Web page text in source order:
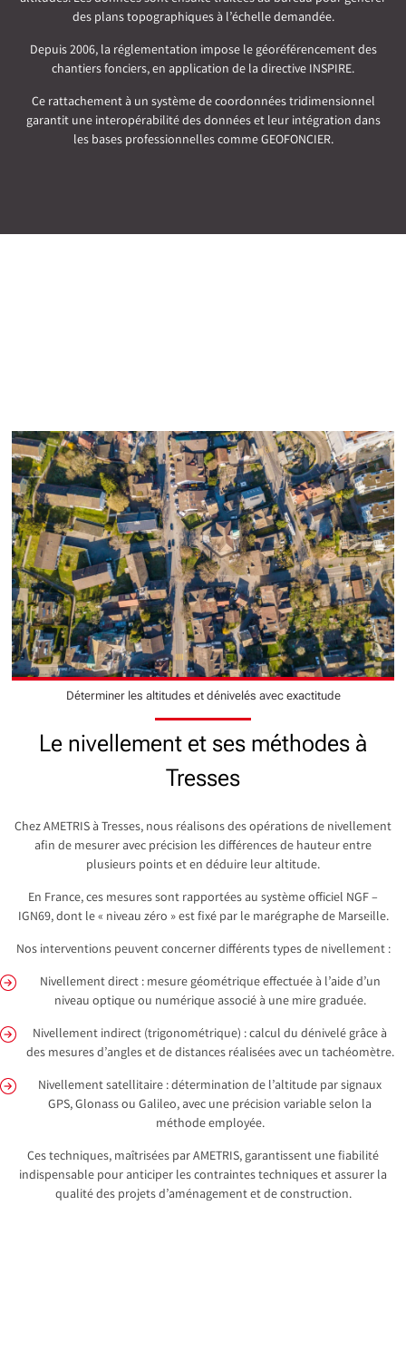
des plans topographiques à l’échelle demandée.
Depuis 2006, la réglementation impose le géoréférencement des
chantiers fonciers, en application de la directive INSPIRE.
Ce rattachement à un système de coordonnées tridimensionnel
garantit une interopérabilité des données et leur intégration dans
les bases professionnelles comme GEOFONCIER.
Déterminer les altitudes et dénivelés avec exactitude
Le nivellement et ses méthodes à
Tresses
Chez AMETRIS à Tresses, nous réalisons des opérations de nivellement
afin de mesurer avec précision les différences de hauteur entre
plusieurs points et en déduire leur altitude.
En France, ces mesures sont rapportées au système officiel NGF –
IGN69, dont le « niveau zéro » est fixé par le marégraphe de Marseille.
Nos interventions peuvent concerner différents types de nivellement :
Nivellement direct : mesure géométrique effectuée à l’aide d’un
niveau optique ou numérique associé à une mire graduée.
Nivellement indirect (trigonométrique) : calcul du dénivelé grâce à
des mesures d’angles et de distances réalisées avec un tachéomètre.
Nivellement satellitaire : détermination de l’altitude par signaux
GPS, Glonass ou Galileo, avec une précision variable selon la
méthode employée.
Ces techniques, maîtrisées par AMETRIS, garantissent une fiabilité
indispensable pour anticiper les contraintes techniques et assurer la
qualité des projets d’aménagement et de construction.